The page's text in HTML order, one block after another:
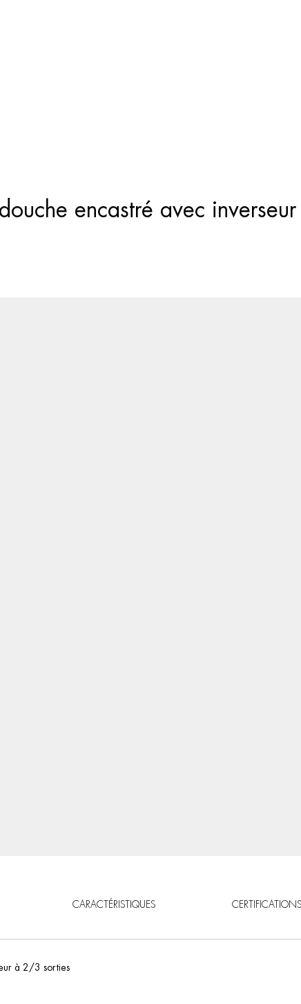
encastré avec
CARACTÉRISTIQUES CERTIFICATIONS
à 2/3 sorties